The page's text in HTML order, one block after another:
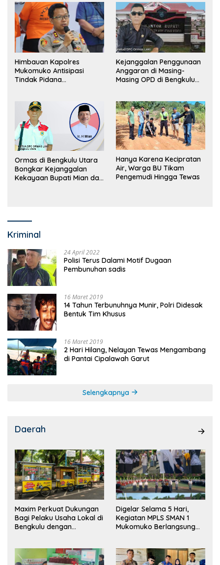
Himbauan Kapolres
Mukomuko Antisipasi
Tindak Pidana
Kejanggalan Penggunaan
Anggaran di Masing-
Masing OPD di Bengkulu
Ormas di Bengkulu Utara
Bongkar Kejanggalan
Kekayaan Bupati Mian dan
Hanya Karena Kecipratan
Air, Warga BU Tikam
Pengemudi Hingga Tewas
Kriminal
24 April 2022
Polisi Terus Dalami Motif Dugaan
Pembunuhan sadis
16 Maret 2019
14 Tahun Terbunuhnya Munir, Polri Didesak
Bentuk Tim Khusus
16 Maret 2019
2 Hari Hilang, Nelayan Tewas Mengambang
di Pantai Cipalawah Garut
Selengkapnya
Daerah
Maxim Perkuat Dukungan
Bagi Pelaku Usaha Lokal di
Bengkulu dengan
Pasar
Digelar Selama 5 Hari,
Kegiatan MPLS SMAN 1
Mukomuko Berlangsung